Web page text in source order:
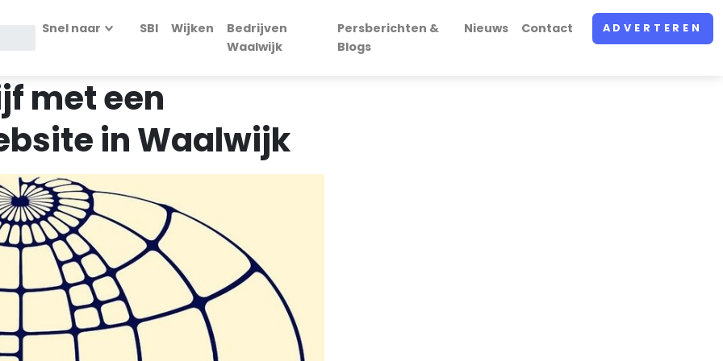
Snel naar SBI Wijken
Bedrijven
Waalwijk
Persberichten &
Blogs
Nieuws Contact ADVERTEREN
met een
in Waalwijk